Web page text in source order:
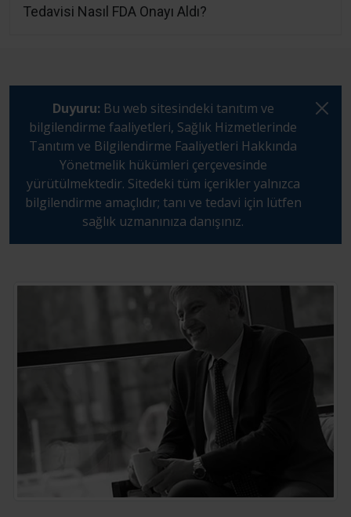
Tedavisi Nasıl FDA Onayı Aldı?
Duyuru: Bu web sitesindeki tanıtım ve
bilgilendirme faaliyetleri, Sağlık Hizmetlerinde
Tanıtım ve Bilgilendirme Faaliyetleri Hakkında
Yönetmelik hükümleri çerçevesinde
yürütülmektedir. Sitedeki tüm içerikler yalnızca
bilgilendirme amaçlıdır; tanı ve tedavi için lütfen
sağlık uzmanınıza danışınız.